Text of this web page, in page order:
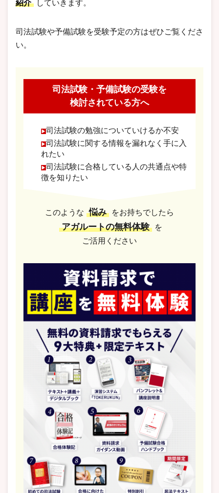
紹介
していきます。
司法試験や予備試験を受験予定の方はぜひご覧くださ
い。
司法試験・予備試験の受験を
検討されている方へ
司法試験の勉強についていけるか不安
司法試験に関する情報を漏れなく手に入
れたい
司法試験に合格している人の共通点や特
徴を知りたい
このような 悩み をお持ちでしたら
アガルートの無料体験
を
ご活用ください